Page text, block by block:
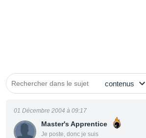
Master's Apprentice
Je poste, donc je suis
01 Décembre 2004 à 09:17